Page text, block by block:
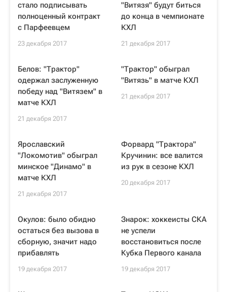
стало подписывать
полноценный контракт
с Парфеевцем
23 декабря 2017
"Витязя" будут биться
до конца в чемпионате
КХЛ
21 декабря 2017
Белов: "Трактор"
одержал заслуженную
победу над "Витязем" в
матче КХЛ
21 декабря 2017
"Трактор" обыграл
"Витязь" в матче КХЛ
21 декабря 2017
Ярославский
"Локомотив" обыграл
минское "Динамо" в
матче КХЛ
21 декабря 2017
Форвард "Трактора"
Кручинин: все валится
из рук в сезоне КХЛ
20 декабря 2017
Окулов: было обидно
остаться без вызова в
сборную, значит надо
прибавлять
19 декабря 2017
Знарок: хоккеисты СКА
не успели
восстановиться после
Кубка Первого канала
19 декабря 2017